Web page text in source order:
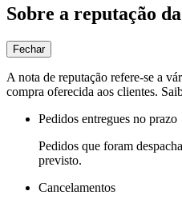
Sobre a reputação
Fechar
A nota de reputação refere-se a
compra oferecida aos clientes.
Pedidos entregues no prazo
Pedidos que foram
previsto.
Cancelamentos